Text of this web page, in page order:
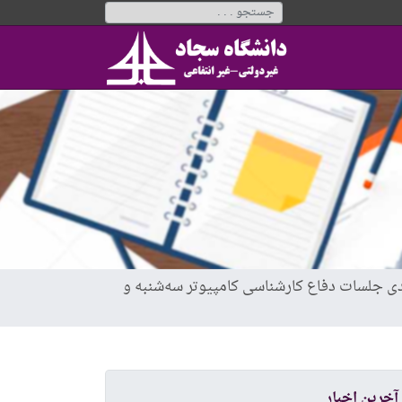
جلسات دفاع کارشناسی کامپیوتر سه‌شنبه و